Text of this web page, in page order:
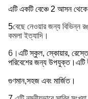
এটি একটি বেঞ্চে 2 আসন
5বেছে নেওয়ার জন্য বিভিন্ন
কমলা ইত্যাদি।
6। এটি স্কুল, স্কোয়ার,
পরিবেশের জন্য উপযুক্ত।এটি
গুণমান,সহজ এবং মার্জিত।